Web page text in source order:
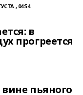
, 04:54
в
прогреется
пьяного